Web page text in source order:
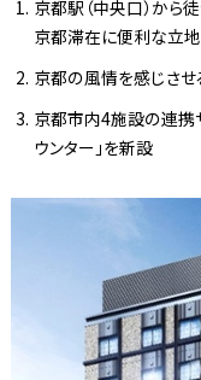
京都駅（中央口）から
京都滞在に便利な立地
京都の風情を感じさせ
京都市内4施設の連携
ウンター」を新設